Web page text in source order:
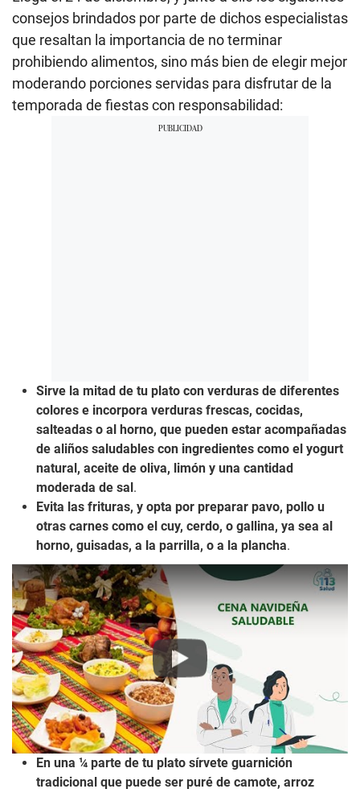
consejos brindados por parte de dichos especialistas
que resaltan la importancia de no terminar
prohibiendo alimentos, sino más bien de elegir mejor
moderando porciones servidas para disfrutar de la
temporada de fiestas con responsabilidad:
Sirve la mitad de tu plato con verduras de diferentes
colores e incorpora verduras frescas, cocidas,
salteadas o al horno, que pueden estar acompañadas
de aliños saludables con ingredientes como el yogurt
natural, aceite de oliva, limón y una cantidad
moderada de sal.
Evita las frituras, y opta por preparar pavo, pollo u
otras carnes como el cuy, cerdo, o gallina, ya sea al
horno, guisadas, a la parrilla, o a la plancha.
Play
En una ¼ parte de tu plato sírvete guarnición
tradicional que puede ser puré de camote, arroz